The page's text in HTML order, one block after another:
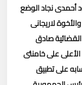
أحمدى نجاد الوضع
لاريجانى
صادق
على خامنئى
على تطبيق